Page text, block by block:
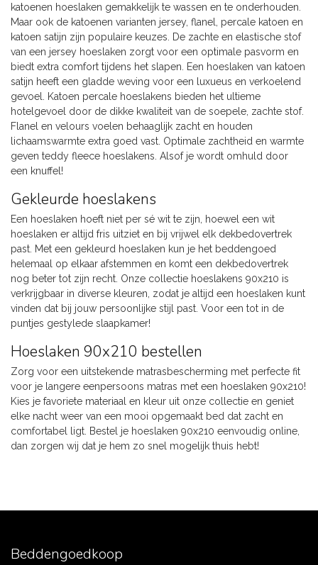
katoenen hoeslaken gemakkelijk te wassen en te onderhouden.
Maar ook de katoenen varianten jersey, flanel, percale katoen en
katoen satijn zijn populaire keuzes. De zachte en elastische stof
van een jersey hoeslaken zorgt voor een optimale pasvorm en
biedt extra comfort tijdens het slapen. Een hoeslaken van katoen
satijn heeft een gladde weving voor een luxueus en verkoelend
gevoel. Katoen percale hoeslakens bieden het ultieme
hotelgevoel door de dikke kwaliteit van de soepele, zachte stof.
Flanel en velours voelen behaaglijk zacht en houden
lichaamswarmte extra goed vast. Optimale zachtheid en warmte
geven teddy fleece hoeslakens. Alsof je wordt omhuld door
een knuffel!
Gekleurde hoeslakens
Een hoeslaken hoeft niet per sé wit te zijn, hoewel een wit
hoeslaken er altijd fris uitziet en bij vrijwel elk dekbedovertrek
past. Met een gekleurd hoeslaken kun je het beddengoed
helemaal op elkaar afstemmen en komt een dekbedovertrek
nog beter tot zijn recht. Onze collectie hoeslakens 90x210 is
verkrijgbaar in diverse kleuren, zodat je altijd een hoeslaken kunt
vinden dat bij jouw persoonlijke stijl past. Voor een tot in de
puntjes gestylede slaapkamer!
Hoeslaken 90x210 bestellen
Zorg voor een uitstekende matrasbescherming met perfecte fit
voor je langere eenpersoons matras met een hoeslaken 90x210!
Kies je favoriete materiaal en kleur uit onze collectie en geniet
elke nacht weer van een mooi opgemaakt bed dat zacht en
comfortabel ligt. Bestel je hoeslaken 90x210 eenvoudig online,
dan zorgen wij dat je hem zo snel mogelijk thuis hebt!
Beddengoedkoop